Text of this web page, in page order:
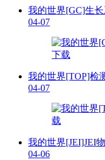
我的世界[GC]生长
04-07
我的世界[TOP]检
04-07
我的世界[JEI]JEI
04-06